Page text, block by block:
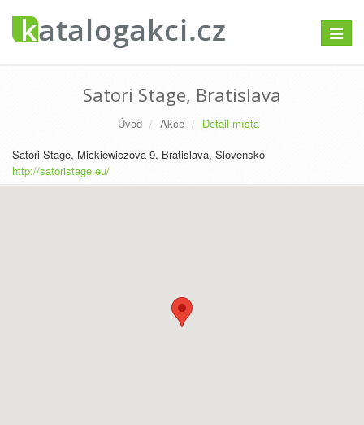
Satori Stage, Bratislava
Úvod Akce
Detail místa
Satori Stage, Mickiewiczova 9, Bratislava, Slovensko
http://satoristage.eu/